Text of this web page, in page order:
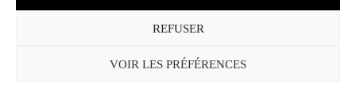
REFUSER
VOIR LES PRÉFÉRENCES